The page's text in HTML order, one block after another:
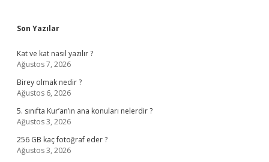
Sidebar
Son Yazılar
Kat ve kat nasıl yazılır ?
Ağustos 7, 2026
Birey olmak nedir ?
Ağustos 6, 2026
5. sınıfta Kur’an’ın ana konuları nelerdir ?
Ağustos 3, 2026
256 GB kaç fotoğraf eder ?
Ağustos 3, 2026